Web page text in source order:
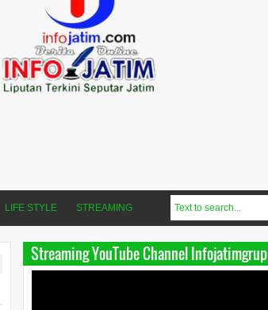
LIFE STYLE STREAMING
Streaming YouTube Channel Infojatimgrup